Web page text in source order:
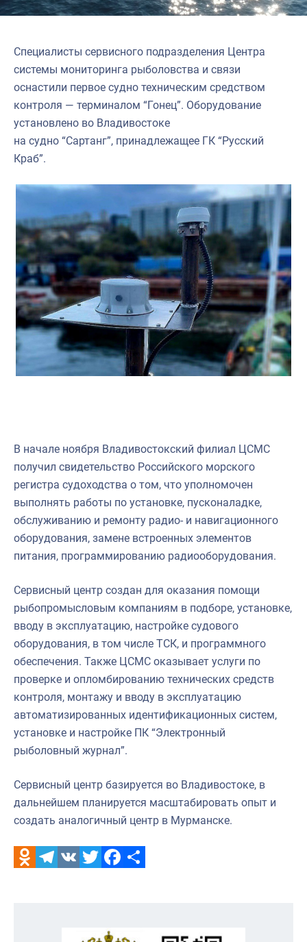
Специалисты сервисного подразделения Центра
системы мониторинга рыболовства и связи
оснастили первое судно техническим средством
контроля — терминалом “Гонец”. Оборудование
установлено во Владивостоке
на судно “Сартанг”, принадлежащее ГК “Русский
Краб”.
В начале ноября Владивостокский филиал ЦСМС
получил свидетельство Российского морского
регистра судоходства о том, что уполномочен
выполнять работы по установке, пусконаладке,
обслуживанию и ремонту радио- и навигационного
оборудования, замене встроенных элементов
питания, программированию радиооборудования.
Сервисный центр создан для оказания помощи
рыбопромысловым компаниям в подборе, установке,
вводу в эксплуатацию, настройке судового
оборудования, в том числе ТСК, и программного
обеспечения. Также ЦСМС оказывает услуги по
проверке и опломбированию технических средств
контроля, монтажу и вводу в эксплуатацию
автоматизированных идентификационных систем,
установке и настройке ПК “Электронный
рыболовный журнал”.
Сервисный центр базируется во Владивостоке, в
дальнейшем планируется масштабировать опыт и
создать аналогичный центр в Мурманске.